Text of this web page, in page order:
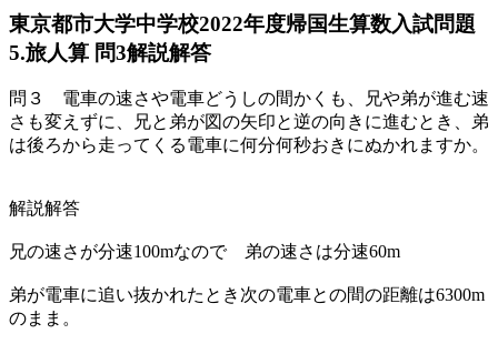
東京都市大学中学校2022年度帰国生算数入試問題
5.旅人算 問3解説解答
問３ 電車の速さや電車どうしの間かくも、兄や弟が進む速
さも変えずに、兄と弟が図の矢印と逆の向きに進むとき、弟
は後ろから走ってくる電車に何分何秒おきにぬかれますか。
解説解答
兄の速さが分速100mなので 弟の速さは分速60m
弟が電車に追い抜かれたとき次の電車との間の距離は6300m
のまま。